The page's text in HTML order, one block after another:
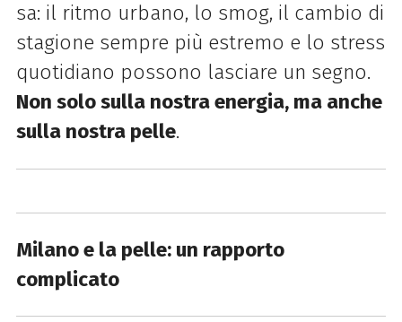
sa: il ritmo urbano, lo smog, il cambio di
stagione sempre più estremo e lo stress
quotidiano possono lasciare un segno.
Non solo sulla nostra energia, ma anche
sulla nostra pelle.
Milano e la pelle: un rapporto
complicato